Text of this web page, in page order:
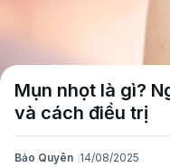
Mụn nhọt là gì?
và cách điều trị
Bảo Quyên 14/08/2025